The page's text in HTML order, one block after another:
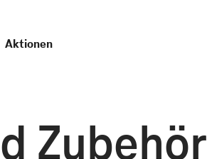
Aktionen
Zubehör